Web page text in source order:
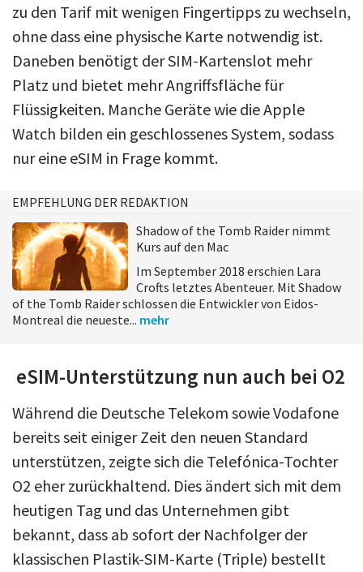
zu den Tarif mit wenigen Fingertipps zu wechseln,
ohne dass eine physische Karte notwendig ist.
Daneben benötigt der SIM-Kartenslot mehr
Platz und bietet mehr Angriffsfläche für
Flüssigkeiten. Manche Geräte wie die Apple
Watch bilden ein geschlossenes System, sodass
nur eine eSIM in Frage kommt.
EMPFEHLUNG DER REDAKTION
Shadow of the Tomb Raider nimmt
Kurs auf den Mac
Im September 2018 erschien Lara
Crofts letztes Abenteuer. Mit Shadow
of the Tomb Raider schlossen die Entwickler von Eidos-
Montreal die neueste... mehr
eSIM-Unterstützung nun auch bei O2
Während die Deutsche Telekom sowie Vodafone
bereits seit einiger Zeit den neuen Standard
unterstützen, zeigte sich die Telefónica-Tochter
O2 eher zurückhaltend. Dies ändert sich mit dem
heutigen Tag und das Unternehmen gibt
bekannt, dass ab sofort der Nachfolger der
klassischen Plastik-SIM-Karte (Triple) bestellt